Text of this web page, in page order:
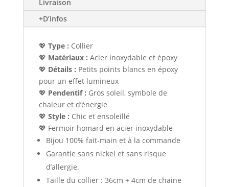
Livraison
+D’infos
💖 Type : Collier
💖 Matériaux : Acier inoxydable et époxy
💖 Détails : Petits points blancs en époxy
pour un effet lumineux
💖 Pendentif : Gros soleil, symbole de
chaleur et d’énergie
💖 Style : Chic et ensoleillé
💖 Fermoir homard en acier inoxydable
Bijou 100% fait-main et à la commande
Garantie sans nickel et sans risque
d’allergie.
Taille du collier : 36cm + 4cm de chaine